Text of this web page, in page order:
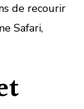
de recourir
Safari,